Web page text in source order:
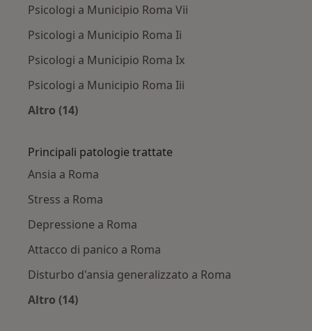
Psicologi a Municipio Roma Vii
Psicologi a Municipio Roma Ii
Psicologi a Municipio Roma Ix
Psicologi a Municipio Roma Iii
Altro (14)
Principali patologie trattate
Ansia a Roma
Stress a Roma
Depressione a Roma
Attacco di panico a Roma
Disturbo d'ansia generalizzato a Roma
Altro (14)